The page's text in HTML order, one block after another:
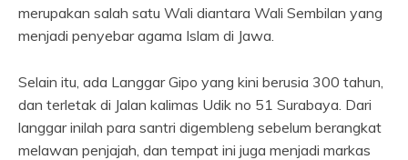
merupakan salah satu Wali diantara Wali Sembilan yang
menjadi penyebar agama Islam di Jawa.
Selain itu, ada Langgar Gipo yang kini berusia 300 tahun,
dan terletak di Jalan kalimas Udik no 51 Surabaya. Dari
langgar inilah para santri digembleng sebelum berangkat
melawan penjajah, dan tempat ini juga menjadi markas